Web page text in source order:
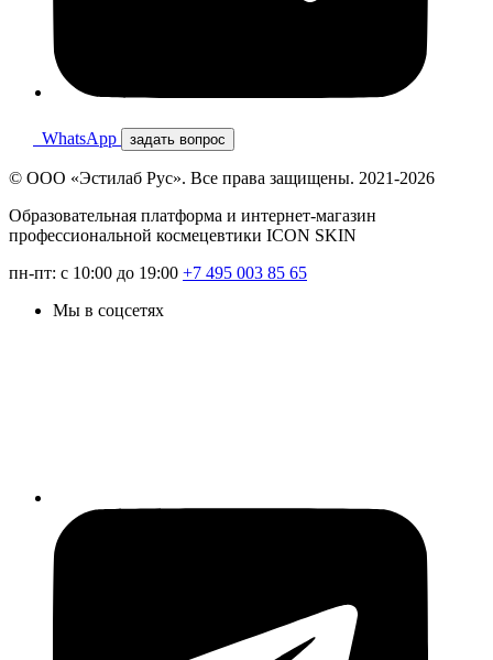
WhatsApp задать вопрос
© ООО «Эстилаб Рус». Все права защищены. 2021-2026
Образовательная платформа и интернет-магазин
профессиональной космецевтики ICON SKIN
пн-пт: с 10:00 до 19:00 +7 495 003 85 65
Мы в соцсетях